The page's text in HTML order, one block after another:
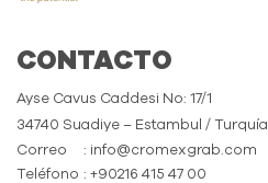
CONTACTO
Ayse Cavus Caddesi No: 17/1
34740 Suadiye – Estambul / Turquía
Correo
: info@cromexgrab.com
Teléfono : +90216 415 47 00